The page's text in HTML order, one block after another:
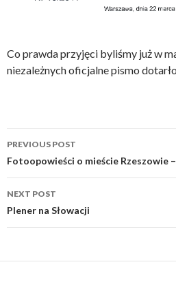
Co prawda przyjęci byliśmy już w
niezależnych oficjalne pismo
Post
navigation
PREVIOUS POST
Fotoopowieści o mieście Rzeszowie
NEXT POST
Plener na Słowacji